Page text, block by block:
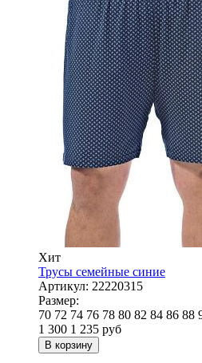
Хит
Трусы семейные синие
Артикул: 22220315
Размер:
70 72 74 76 78 80 82 84 86 88
1 300 1 235 руб
В корзину